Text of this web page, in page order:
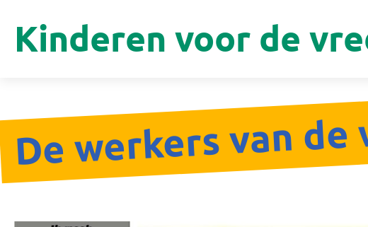
Kinderen voor de
De werkers van